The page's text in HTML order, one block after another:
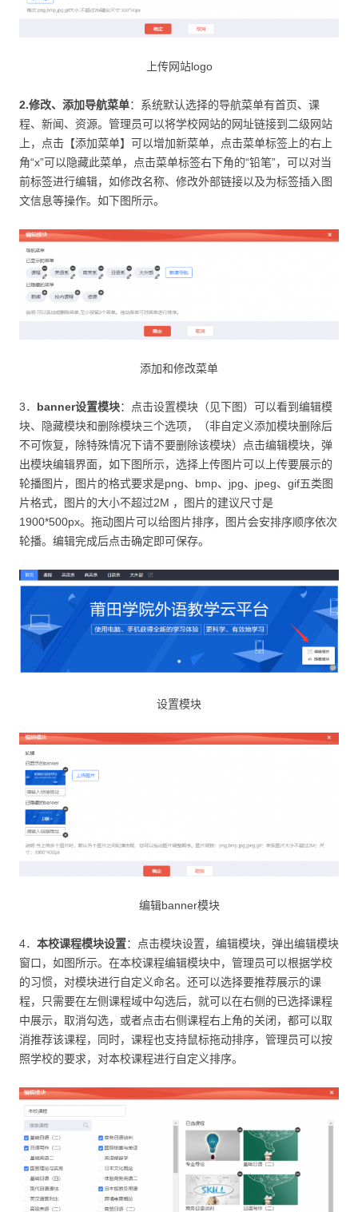
上传网站logo
2.修改、添加导航菜单：系统默认选择的导航菜单有首页、课
程、新闻、资源。管理员可以将学校网站的网址链接到二级网站
上，点击【添加菜单】可以增加新菜单，点击菜单标签上的右上
角“x”可以隐藏此菜单，点击菜单标签右下角的“铅笔”，可以对当
前标签进行编辑，如修改名称、修改外部链接以及为标签插入图
文信息等操作。如下图所示。
添加和修改菜单
3． banner设置模块：点击设置模块（见下图）可以看到编辑模
块、隐藏模块和删除模块三个选项，（非自定义添加模块删除后
不可恢复，除特殊情况下请不要删除该模块）点击编辑模块，弹
出模块编辑界面，如下图所示，选择上传图片可以上传要展示的
轮播图片，图片的格式要求是png、bmp、jpg、jpeg、gif五类图
片格式，图片的大小不超过2M ，图片的建议尺寸是
1900*500px。拖动图片可以给图片排序，图片会安排序顺序依次
轮播。编辑完成后点击确定即可保存。
设置模块
编辑banner模块
4． 本校课程模块设置：点击模块设置，编辑模块，弹出编辑模块
窗口，如图所示。在本校课程编辑模块中，管理员可以根据学校
的习惯，对模块进行自定义命名。还可以选择要推荐展示的课
程，只需要在左侧课程域中勾选后，就可以在右侧的已选择课程
中展示，取消勾选，或者点击右侧课程右上角的关闭，都可以取
消推荐该课程，同时，课程也支持鼠标拖动排序，管理员可以按
照学校的要求，对本校课程进行自定义排序。